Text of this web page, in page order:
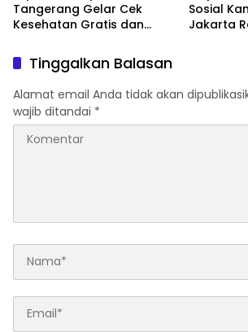
Tangerang Gelar Cek
Kesehatan Gratis dan
DNA bagi Petugas dan
Warga Binaan
Sosial
Jakarta
Tinggalkan Balasan
Alamat email Anda tidak akan
wajib ditandai *